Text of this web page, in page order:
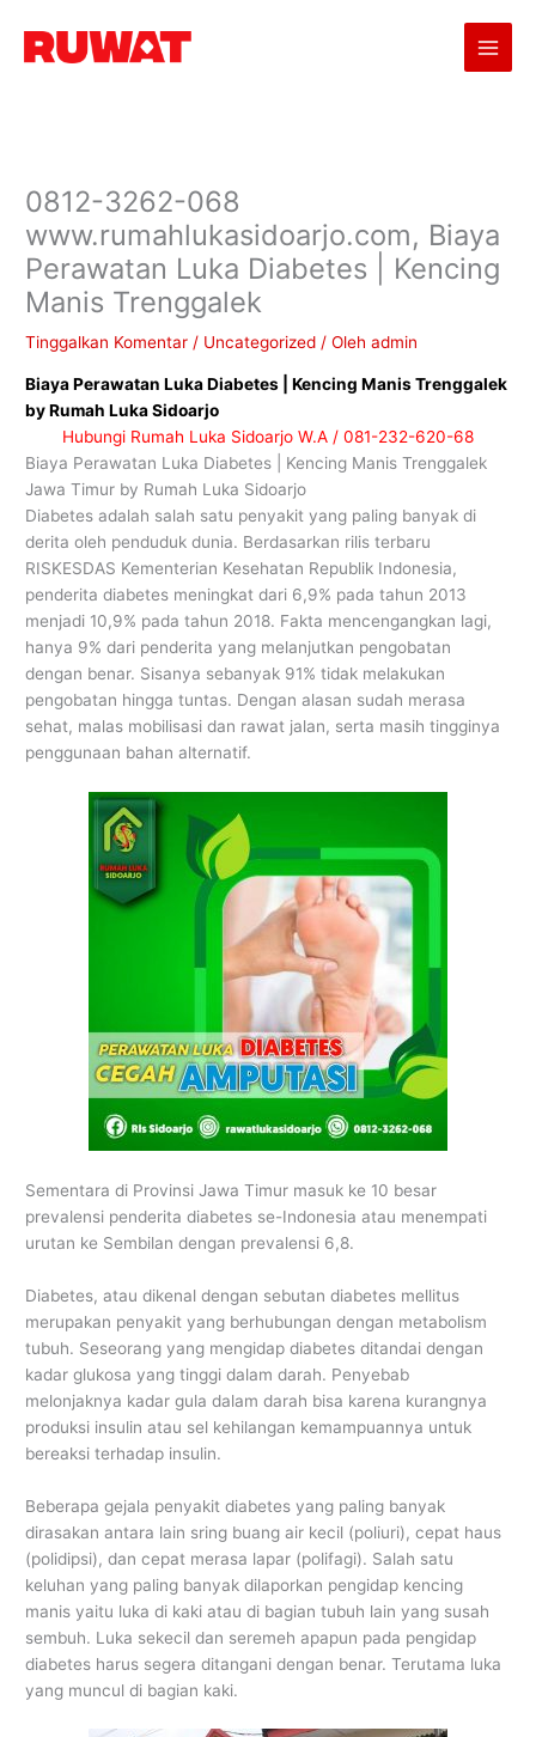
konten
0812-3262-068
www.rumahlukasidoarjo.com, Biaya
Perawatan Luka Diabetes | Kencing
Manis Trenggalek
Tinggalkan Komentar / Uncategorized / Olehadmin
Biaya Perawatan Luka Diabetes | Kencing Manis Trenggalek
by Rumah Luka Sidoarjo
Hubungi Rumah Luka Sidoarjo W.A / 081-232-620-68
Biaya Perawatan Luka Diabetes | Kencing Manis Trenggalek
Jawa Timur by Rumah Luka Sidoarjo
Diabetes adalah salah satu penyakit yang paling banyak di
derita oleh penduduk dunia. Berdasarkan rilis terbaru
RISKESDAS Kementerian Kesehatan Republik Indonesia,
penderita diabetes meningkat dari 6,9% pada tahun 2013
menjadi 10,9% pada tahun 2018. Fakta mencengangkan lagi,
hanya 9% dari penderita yang melanjutkan pengobatan
dengan benar. Sisanya sebanyak 91% tidak melakukan
pengobatan hingga tuntas. Dengan alasan sudah merasa
sehat, malas mobilisasi dan rawat jalan, serta masih tingginya
penggunaan bahan alternatif.
Sementara di Provinsi Jawa Timur masuk ke 10 besar
prevalensi penderita diabetes se-Indonesia atau menempati
urutan ke Sembilan dengan prevalensi 6,8.
Diabetes, atau dikenal dengan sebutan diabetes mellitus
merupakan penyakit yang berhubungan dengan metabolism
tubuh. Seseorang yang mengidap diabetes ditandai dengan
kadar glukosa yang tinggi dalam darah. Penyebab
melonjaknya kadar gula dalam darah bisa karena kurangnya
produksi insulin atau sel kehilangan kemampuannya untuk
bereaksi terhadap insulin.
Beberapa gejala penyakit diabetes yang paling banyak
dirasakan antara lain sring buang air kecil (poliuri), cepat haus
(polidipsi), dan cepat merasa lapar (polifagi). Salah satu
keluhan yang paling banyak dilaporkan pengidap kencing
manis yaitu luka di kaki atau di bagian tubuh lain yang susah
sembuh. Luka sekecil dan seremeh apapun pada pengidap
diabetes harus segera ditangani dengan benar. Terutama luka
yang muncul di bagian kaki.